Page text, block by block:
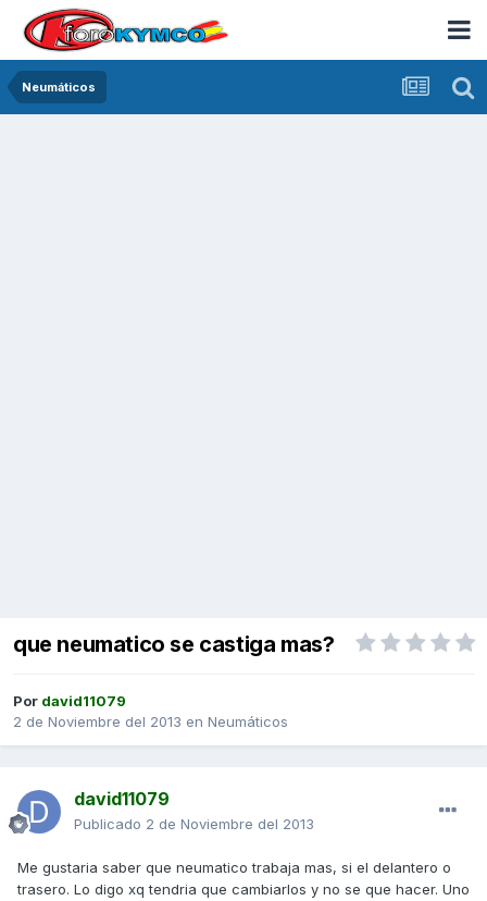
Neumáticos
que neumatico se castiga mas?
Por david11079
2 de Noviembre del 2013 en Neumáticos
david11079
Publicado 2 de Noviembre del 2013
Me gustaria saber que neumatico trabaja mas, si el delantero o
trasero. Lo digo xq tendria que cambiarlos y no se que hacer. Uno